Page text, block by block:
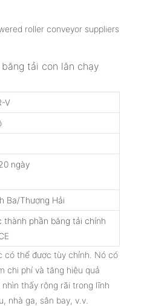
băng tải con lăn chạy
V
ngày
Ba/Thượng Hải
thành phần băng tải chính
có thể được tùy chỉnh. Nó có
chi phí và tăng hiệu quả
thấy rộng rãi trong lĩnh
nhà ga, sân bay, v.v.